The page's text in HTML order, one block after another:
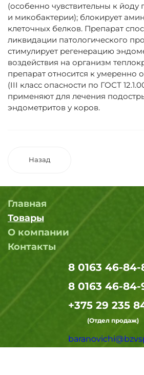
(особенно чувствительны к
и микобактерии); блокирует
клеточных белков. Препарат
ликвидации патологического
стимулирует регенерацию
воздействия на организм
препарат относится к умеренно
(III класс опасности по ГОСТ
применяют для лечения
эндометритов у коров.
Назад
Главная
Товары
О компании
Контакты
8 0163 46-84-
8 0163 46-84-
+375 29 235
(Отдел продаж)